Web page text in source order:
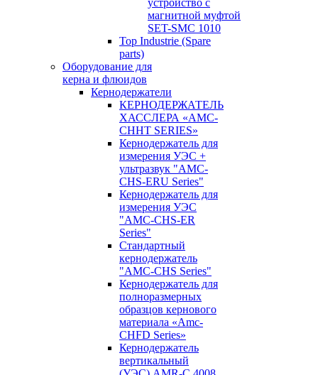
устройство с
магнитной муфтой
SET-SMC 1010
Top Industrie (Spare
parts)
Оборудование для
керна и флюидов
Кернодержатели
КЕРНОДЕРЖАТЕЛЬ
ХАССЛЕРА «AMC-
CHHT SERIES»
Кернодержатель для
измерения УЭС +
ультразвук "AMC-
CHS-ERU Series"
Кернодержатель для
измерения УЭС
"AMC-CHS-ER
Series"
Стандартный
кернодержатель
"AMC-CHS Series"
Кернодержатель для
полноразмерных
образцов кернового
материала «Amc-
CHFD Series»
Кернодержатель
вертикальный